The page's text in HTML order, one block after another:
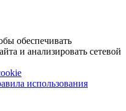
обеспечивать
и анализировать сетевой
использования